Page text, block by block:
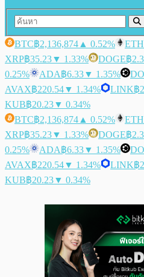
BTC฿2,136,874 ▲ 0.52% ETH
XRP฿35.23▼ 1.33% DOGE฿
0.25%
ADA฿6.33▼ 1.35%
AVAX฿220.54▼ 1.34% LINK฿
KUB฿20.23▼ 0.34%
BTC฿2,136,874 ▲ 0.52% ETH
XRP฿35.23▼ 1.33% DOGE฿
0.25%
ADA฿6.33▼ 1.35%
AVAX฿220.54▼ 1.34% LINK฿
KUB฿20.23▼ 0.34%